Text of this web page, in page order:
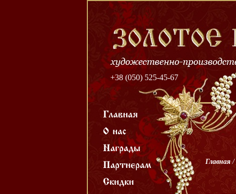
+38 (050) 525-45-67
Главная /